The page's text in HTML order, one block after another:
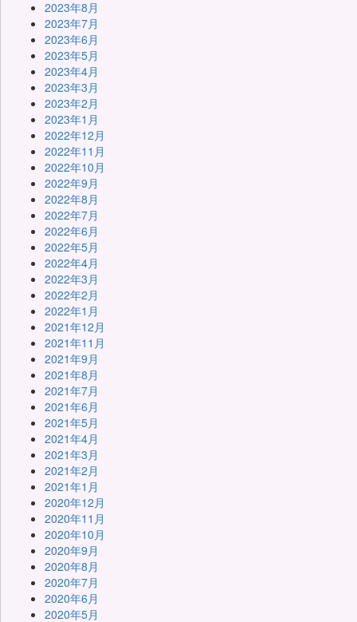
2023年8月
2023年7月
2023年6月
2023年5月
2023年4月
2023年3月
2023年2月
2023年1月
2022年12月
2022年11月
2022年10月
2022年9月
2022年8月
2022年7月
2022年6月
2022年5月
2022年4月
2022年3月
2022年2月
2022年1月
2021年12月
2021年11月
2021年9月
2021年8月
2021年7月
2021年6月
2021年5月
2021年4月
2021年3月
2021年2月
2021年1月
2020年12月
2020年11月
2020年10月
2020年9月
2020年8月
2020年7月
2020年6月
2020年5月